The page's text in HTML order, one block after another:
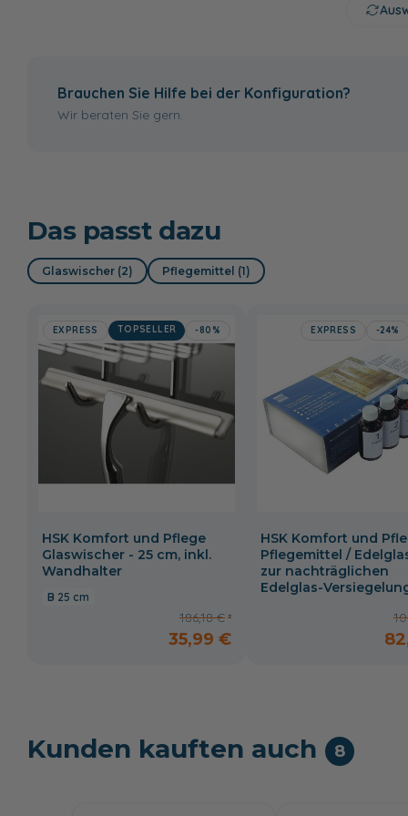
Montageservice
Montageservice
Brauchen Sie Hilfe bei der Konfiguration?
Wir beraten Sie gern.
Das passt dazu
Glaswischer (2) Pflegemittel (1)
EXPRESS TOPSELLER -80%
HSK Komfort und Pflege
Glaswischer - 25 cm, inkl.
Wandhalter
25 cm
186,18 €
35,99 €
EXPRESS -24%
HSK Komfort und
Pflegemittel /
zur nachträglichen
Edelglas-
Kunden kauften auch 8